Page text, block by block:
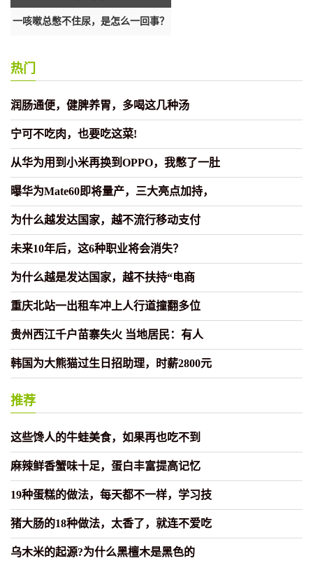
一咳嗽总憋不住尿，是怎么一回事？
热门
润肠通便，健脾养胃，多喝这几种汤
宁可不吃肉，也要吃这菜!
从华为用到小米再换到OPPO，我憋了一肚
曝华为Mate60即将量产，三大亮点加持，
为什么越发达国家，越不流行移动支付
未来10年后，这6种职业将会消失？
为什么越是发达国家，越不扶持“电商
重庆北站一出租车冲上人行道撞翻多位
贵州西江千户苗寨失火 当地居民：有人
韩国为大熊猫过生日招助理，时薪2800元
推荐
这些馋人的牛蛙美食，如果再也吃不到
麻辣鲜香蟹味十足，蛋白丰富提高记忆
19种蛋糕的做法，每天都不一样，学习技
猪大肠的18种做法，太香了，就连不爱吃
乌木米的起源?为什么黑檀木是黑色的